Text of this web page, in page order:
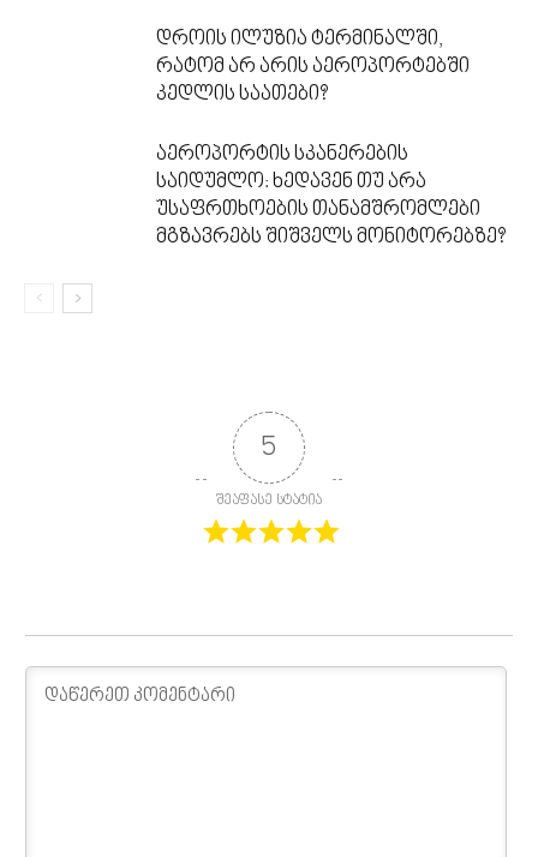
დროის ილუზია ტერმინალში,
რატომ არ არის აეროპორტებში
კედლის საათები?
აეროპორტის სკანერების
საიდუმლო: ხედავენ თუ არა
უსაფრთხოების თანამშრომლები
მგზავრებს შიშველს მონიტორებზე?
5
შეაფასე სტატია